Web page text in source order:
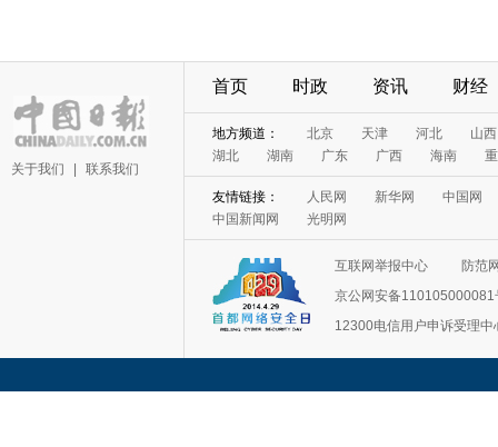
关于我们 联系我们
首页 时政 资讯 财经
地方频道： 北京 天津 河北
山西
湖北
湖南 广东 广西 海南
友情链接： 人民网 新华网
中国网
中国新闻网
光明网
互联网举报中心
防范
京公网安备110105000081
12300电信用户申诉受理中